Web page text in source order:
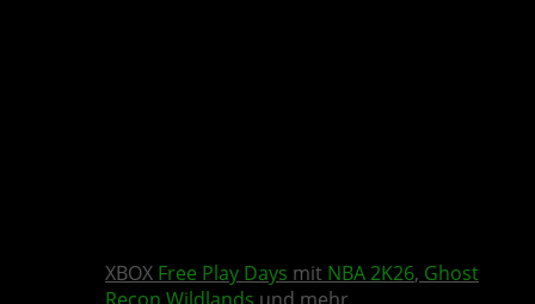
XBOX Free Play Days mit NBA 2K26, Ghost